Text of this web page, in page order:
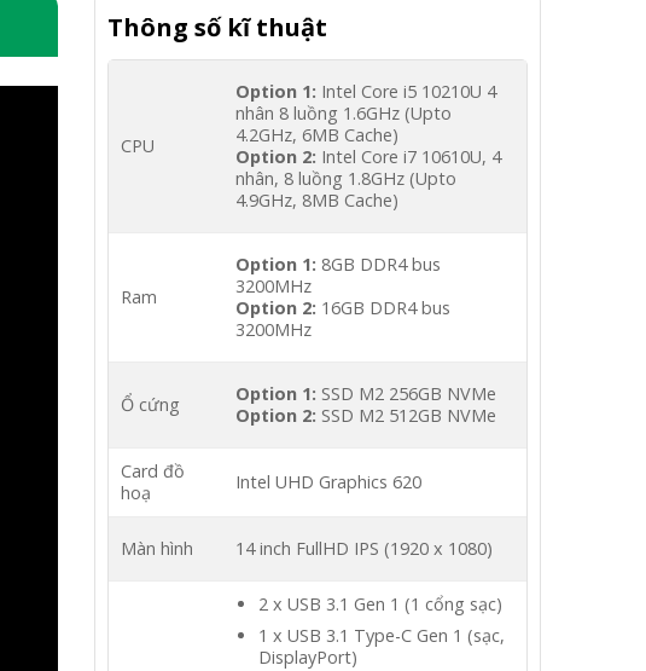
Thông số kĩ thuật
CPU
Option 1: Intel Core i5 10210U 4
nhân 8 luồng 1.6GHz (Upto
4.2GHz, 6MB Cache)
Option 2: Intel Core i7 10610U, 4
nhân, 8 luồng 1.8GHz (Upto
4.9GHz, 8MB Cache)
Ram
Option 1: 8GB DDR4 bus
3200MHz
Option 2: 16GB DDR4 bus
3200MHz
Ổ cứng Option 1: SSD M2 256GB NVMe
Option 2: SSD M2 512GB NVMe
Card đồ
hoạ
Intel UHD Graphics 620
Màn hình 14 inch FullHD IPS (1920 x 1080)
2 x USB 3.1 Gen 1 (1 cổng sạc)
1 x USB 3.1 Type-C Gen 1 (sạc,
DisplayPort)